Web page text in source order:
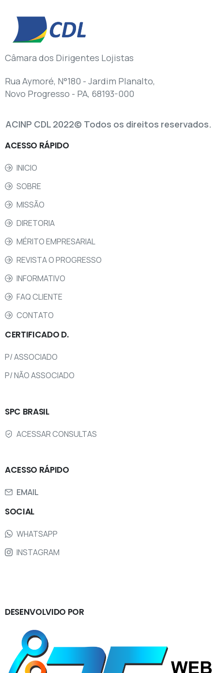
Câmara dos Dirigentes Lojistas
Rua Aymoré, N°180 - Jardim Planalto,
Novo Progresso - PA, 68193-000
ACINP CDL 2022© Todos os direitos reservados.
ACESSO RÁPIDO
INICIO
SOBRE
MISSÃO
DIRETORIA
MÉRITO EMPRESARIAL
REVISTA O PROGRESSO
INFORMATIVO
FAQ CLIENTE
CONTATO
CERTIFICADO D.
P/ ASSOCIADO
P/ NÃO ASSOCIADO
SPC BRASIL
ACESSAR CONSULTAS
ACESSO RÁPIDO
EMAIL
SOCIAL
WHATSAPP
INSTAGRAM
DESENVOLVIDO POR